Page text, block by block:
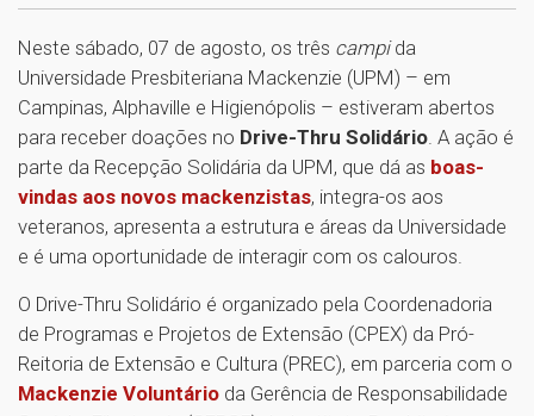
Neste sábado, 07 de agosto, os três campida
Universidade Presbiteriana Mackenzie (UPM) – em
Campinas, Alphaville e Higienópolis – estiveram abertos
para receber doações no Drive-Thru Solidário . A ação é
parte da Recepção Solidária da UPM, que dá as boas-
vindas aos novos mackenzistas, integra-os aos
veteranos, apresenta a estrutura e áreas da Universidade
e é uma oportunidade de interagir com os calouros.
O Drive-Thru Solidário é organizado pela Coordenadoria
de Programas e Projetos de Extensão (CPEX) da Pró-
Reitoria de Extensão e Cultura (PREC), em parceria com o
Mackenzie Voluntário ​da Gerência de Responsabilidade